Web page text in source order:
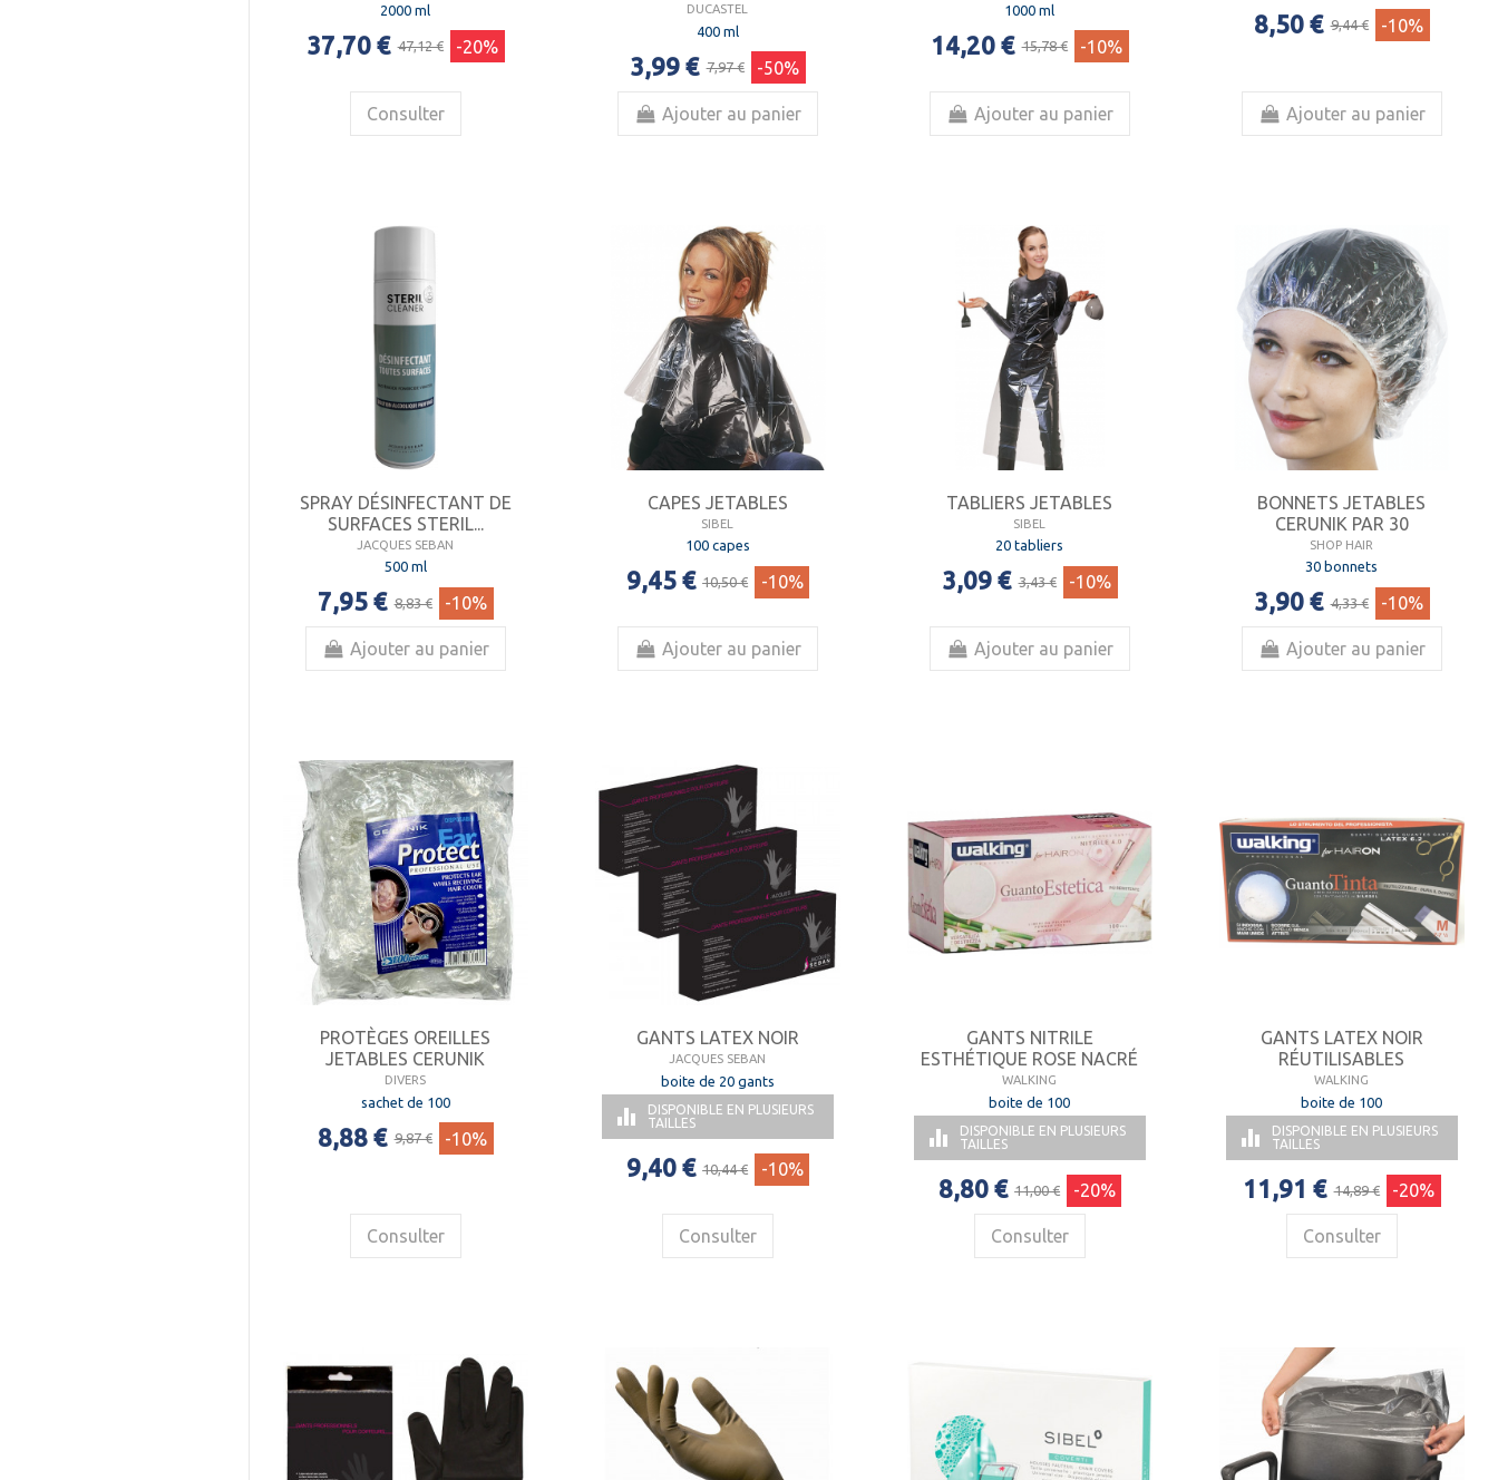
2000 ml
37,70 € 47,12 € -20%
Consulter
DUCASTEL
400 ml
3,99 € 7,97 € -50%
Ajouter au panier
1000 ml
14,20 € 15,78 € -10%
Ajouter au panier
8,50 € 9,44 € -10%
Ajouter au panier
SPRAY DÉSINFECTANT DE
SURFACES STERIL...
JACQUES SEBAN
500 ml
7,95 € 8,83 € -10%
Ajouter au panier
CAPES JETABLES
SIBEL
100 capes
9,45 € 10,50 € -10%
Ajouter au panier
TABLIERS JETABLES
SIBEL
20 tabliers
3,09 € 3,43 € -10%
Ajouter au panier
BONNETS JETABLES
CERUNIK PAR 30
SHOP HAIR
30 bonnets
3,90 € 4,33 € -10%
Ajouter au panier
PROTÈGES OREILLES
JETABLES CERUNIK
DIVERS
sachet de 100
8,88 € 9,87 € -10%
Consulter
GANTS LATEX NOIR
JACQUES SEBAN
boite de 20 gants

DISPONIBLE EN PLUSIEURS
TAILLES
9,40 € 10,44 € -10%
Consulter
GANTS NITRILE
ESTHÉTIQUE ROSE NACRÉ
WALKING
boite de 100

DISPONIBLE EN PLUSIEURS
TAILLES
8,80 € 11,00 € -20%
Consulter
GANTS LATEX NOIR
RÉUTILISABLES
WALKING
boite de 100

DISPONIBLE EN PLUSIEURS
TAILLES
11,91 € 14,89 € -20%
Consulter